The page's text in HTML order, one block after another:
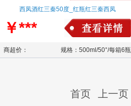
西凤酒红三秦50度_红瓶红三秦西凤
￥***
商超价： 规格：500ml/50°/每箱6瓶
首页 上一页